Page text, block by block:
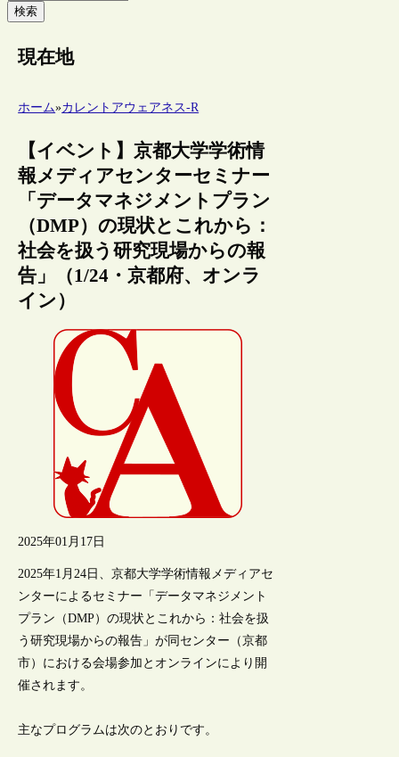
検索
現在地
ホーム»カレントアウェアネス-R
【イベント】京都大学学術情
報メディアセンターセミナー
「データマネジメントプラン
（DMP）の現状とこれから：
社会を扱う研究現場からの報
告」（1/24・京都府、オンラ
イン）
2025年01月17日
2025年1月24日、京都大学学術情報メディアセ
ンターによるセミナー「データマネジメント
プラン（DMP）の現状とこれから：社会を扱
う研究現場からの報告」が同センター（京都
市）における会場参加とオンラインにより開
催されます。
主なプログラムは次のとおりです。